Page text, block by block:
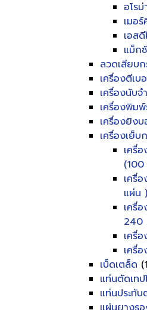
อโรม่
เมอ
เอสดี
แม็กซ์
ลวดเสียบก
เครื่องตีเบ
เครื่องนับจ
เครื่องพิม
เครื่องยิงบ
เครื่องเย็บ
เครื่
เครื่
แผ่น )
เครื่
240
เครื่
เครื่
เบ็ดเตล็ด
แท่นตัดเท
แท่นประทั